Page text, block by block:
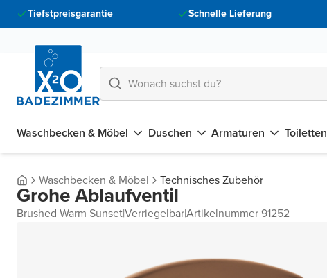
Tiefstpreisgarantie Schnelle Lieferung
Waschbecken & Möbel Duschen Armaturen Toiletten
Waschbecken & Möbel Technisches Zubehör
Grohe Ablaufventil
Brushed Warm Sunset|Verriegelbar|Artikelnummer 91252